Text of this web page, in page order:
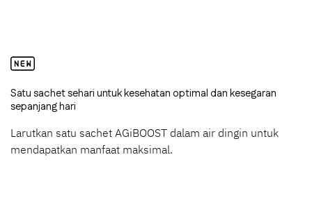
Satu sachet sehari untuk kesehatan optimal dan kesegaran
sepanjang hari
Larutkan satu sachet AGiBOOST dalam air dingin untuk
mendapatkan manfaat maksimal.